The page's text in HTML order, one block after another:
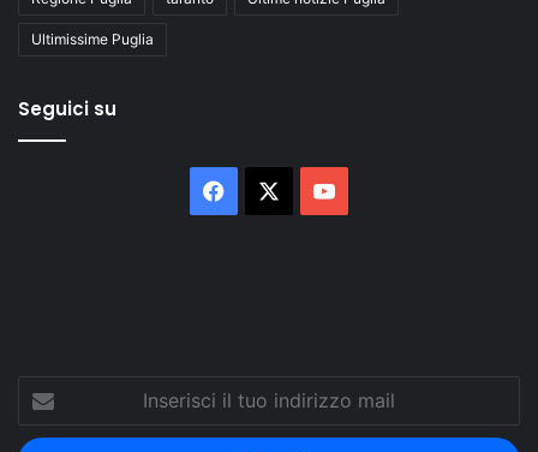
Ultimissime Puglia
Seguici su
Facebook
tuo